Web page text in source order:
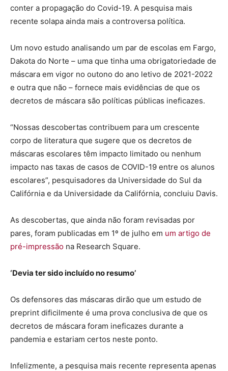
conter a propagação do Covid-19. A pesquisa mais
recente solapa ainda mais a controversa política.
Um novo estudo analisando um par de escolas em Fargo,
Dakota do Norte – uma que tinha uma obrigatoriedade de
máscara em vigor no outono do ano letivo de 2021-2022
e outra que não – fornece mais evidências de que os
decretos de máscara são políticas públicas ineficazes.
“Nossas descobertas contribuem para um crescente
corpo de literatura que sugere que os decretos de
máscaras escolares têm impacto limitado ou nenhum
impacto nas taxas de casos de COVID-19 entre os alunos
escolares”, pesquisadores da Universidade do Sul da
Califórnia e da Universidade da Califórnia, concluiu Davis.
As descobertas, que ainda não foram revisadas por
pares, foram publicadas em 1º de julho em um artigo de
pré-impressão na Research Square.
‘Devia ter sido incluído no resumo’
Os defensores das máscaras dirão que um estudo de
preprint dificilmente é uma prova conclusiva de que os
decretos de máscara foram ineficazes durante a
pandemia e estariam certos neste ponto.
Infelizmente, a pesquisa mais recente representa apenas